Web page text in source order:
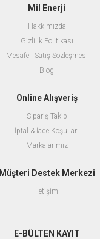
Mil Enerji
Hakkımızda
Gizlilik Politikası
Mesafeli Satış Sözleşmesi
Blog
Online Alışveriş
Sipariş Takip
İptal & İade Koşulları
Markalarımız
Müşteri Destek Merkezi
İletişim
E-BÜLTEN KAYIT